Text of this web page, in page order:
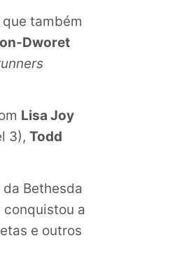
que também
Dworet
Lisa Joy
3), Todd
Bethesda
conquistou a
e outros